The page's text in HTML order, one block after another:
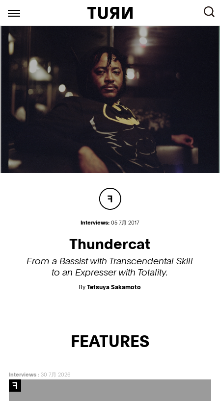
Interviews: 05 7月 2017
Thundercat
From a Bassist with Transcendental Skill
to an Expresser with Totality.
ByTetsuya Sakamoto
FEATURES
Interviews:30 7月 2026